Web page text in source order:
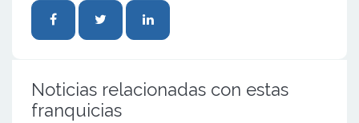
Noticias relacionadas con estas
franquicias